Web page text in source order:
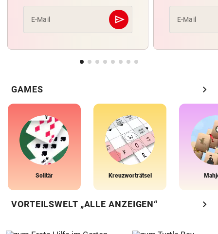
E-Mail send
Abschicken E-Mail
GAMES chevron_right
Solitär Kreuzworträtsel
VORTEILSWELT „ALLE ANZEIGEN“ chevron_right